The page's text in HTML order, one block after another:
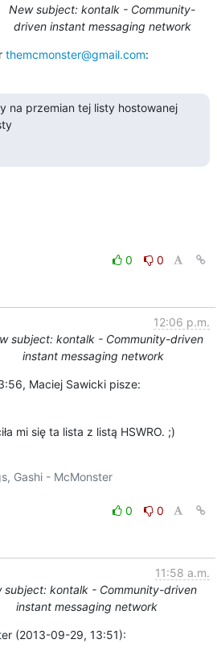
New subject: kontalk - Community-
driven instant messaging network
themcmonster@gmail.com:
na przemian tej listy hostowanej
0
0
12:06 p.m.
subject: kontalk - Community-driven
instant messaging network
Maciej Sawicki pisze:
mi się ta lista z listą HSWRO. ;)
Gashi - McMonster
0
0
11:58 a.m.
subject: kontalk - Community-driven
instant messaging network
(2013-09-29, 13:51):